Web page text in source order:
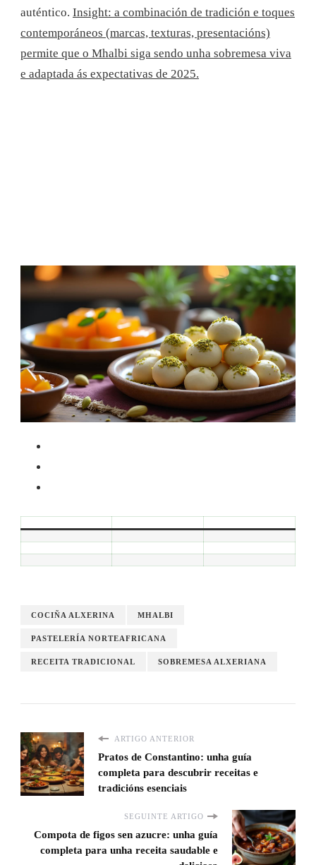
auténtico. Insight: a combinación de tradición e toques
contemporáneos (marcas, texturas, presentacións)
permite que o Mhalbi siga sendo unha sobremesa viva
e adaptada ás expectativas de 2025.
COCIÑA ALXERINA MHALBI
PASTELERÍA NORTEAFRICANA
RECEITA TRADICIONAL SOBREMESA ALXERIANA
ARTIGO ANTERIOR
Pratos de Constantino: unha guía
completa para descubrir receitas e
tradicións esenciais
SEGUINTE ARTIGO
Compota de figos sen azucre: unha guía
completa para unha receita saudable e